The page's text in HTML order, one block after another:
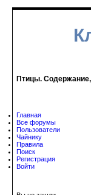
Птицы.
Главная
Все форумы
Пользователи
Чайнику
Правила
Поиск
Регистрация
Войти